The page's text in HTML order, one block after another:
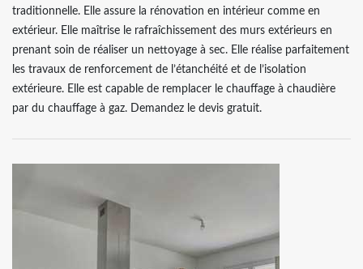
traditionnelle. Elle assure la rénovation en intérieur comme en
extérieur. Elle maîtrise le rafraîchissement des murs extérieurs en
prenant soin de réaliser un nettoyage à sec. Elle réalise parfaitement
les travaux de renforcement de l’étanchéité et de l’isolation
extérieure. Elle est capable de remplacer le chauffage à chaudière
par du chauffage à gaz. Demandez le devis gratuit.